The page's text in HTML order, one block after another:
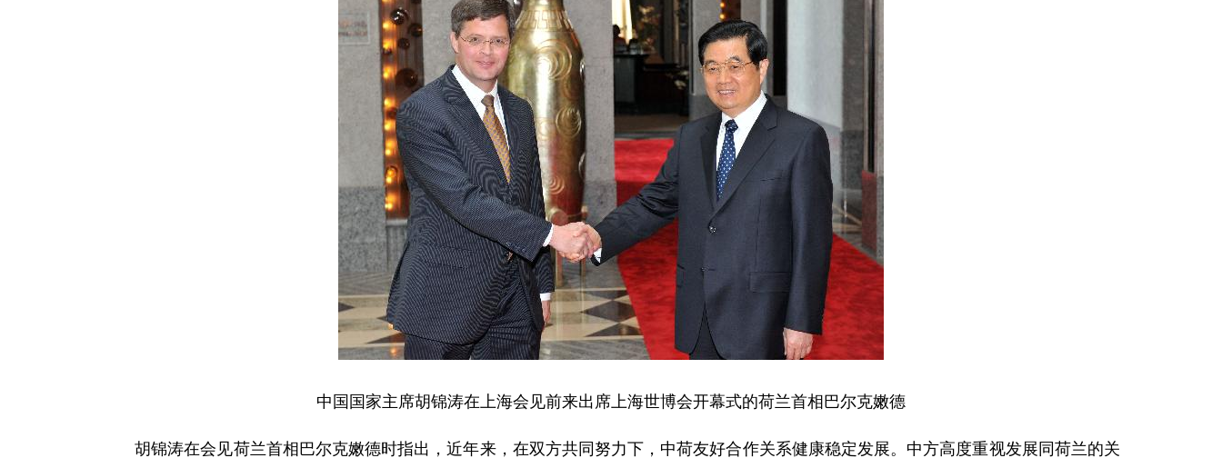
中国国家主席胡锦涛在上海会见前来出席上海世博会开幕式的荷兰首相巴尔克嫩德
胡锦涛在会见荷兰首相巴尔克嫩德时指出，近年来，在双方共同努力下，中荷友好合作关系健康稳定发展。中方高度重视发展同荷兰的关